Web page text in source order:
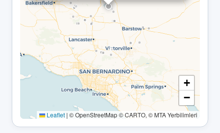
+
−
Leaflet | © OpenStreetMap © CARTO, © MTA Yerbilimleri